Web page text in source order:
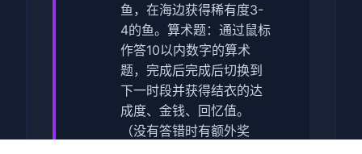
鱼，在海边获得稀有度3-
4的鱼。 算术题：通过鼠标
作答10以内数字的算术
题，完成后完成后切换到
下一时段并获得结衣的达
成度、金钱、回忆值。
（没有答错时有额外奖